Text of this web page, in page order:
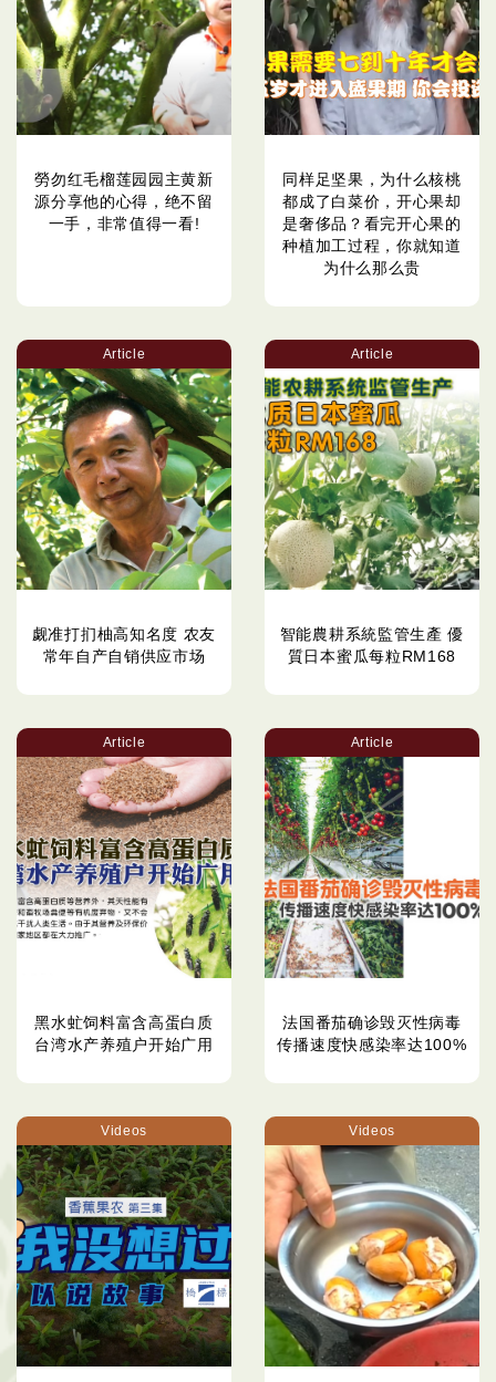
勞勿红毛榴莲园园主黄新
源分享他的心得，绝不留
一手，非常值得一看!
同样足坚果，为什么核桃
都成了白菜价，开心果却
是奢侈品？看完开心果的
种植加工过程，你就知道
为什么那么贵
Article
觑准打扪柚高知名度 农友
常年自产自销供应市场
Article
智能農耕系統監管生產 優
質日本蜜瓜每粒RM168
Article
黑水虻饲料富含高蛋白质
台湾水产养殖户开始广用
Article
法国番茄确诊毁灭性病毒
传播速度快感染率达100%
Videos Videos